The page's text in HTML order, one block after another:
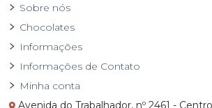
Sobre nós
Chocolates
Informações
Informações de Contato
Minha conta
Avenida do Trabalhador, nº 2461 -